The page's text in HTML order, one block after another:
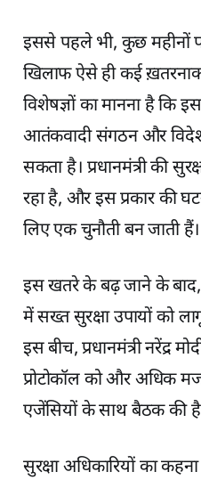
इससे पहले भी, कुछ महीनों
खिलाफ ऐसे ही कई
विशेषज्ञों का मानना है कि
आतंकवादी संगठन और
सकता है। प्रधानमंत्री की
रहा है, और इस प्रकार की
लिए एक चुनौती बन जाती हैं।
इस खतरे के बढ़ जाने के बाद,
में सख्त सुरक्षा उपायों को
इस बीच, प्रधानमंत्री नरेंद्र
प्रोटोकॉल को और अधिक
एजेंसियों के साथ बैठक की
सुरक्षा अधिकारियों का